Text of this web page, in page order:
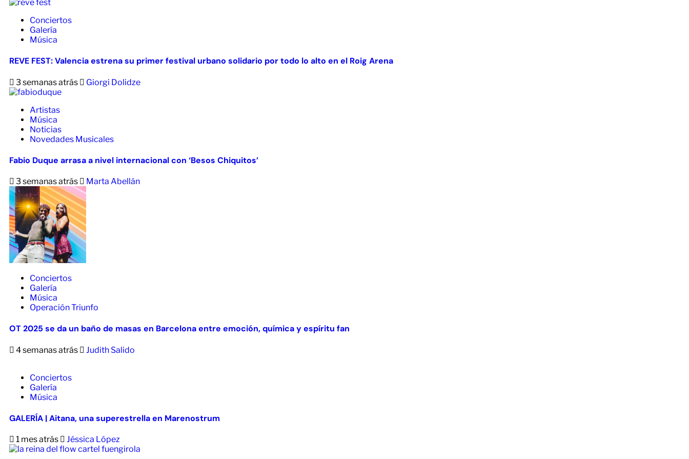
Conciertos
Galería
Música
REVE FEST: Valencia estrena su primer festival urbano solidario por todo lo alto en el Roig Arena
3 semanas atrás Giorgi Dolidze
Artistas
Música
Noticias
Novedades Musicales
Fabio Duque arrasa a nivel internacional con ‘Besos Chiquitos’
3 semanas atrás Marta Abellán
Conciertos
Galería
Música
Operación Triunfo
OT 2025 se da un baño de masas en Barcelona entre emoción, química y espíritu fan
4 semanas atrás Judith Salido
Conciertos
Galería
Música
GALERÍA | Aitana, una superestrella en Marenostrum
1 mes atrás Jéssica López